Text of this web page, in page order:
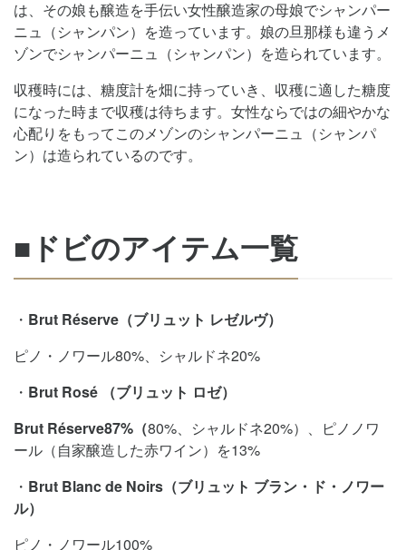
は、その娘も醸造を手伝い女性醸造家の母娘でシャンパー
ニュ（シャンパン）を造っています。娘の旦那様も違うメ
ゾンでシャンパーニュ（シャンパン）を造られています。
収穫時には、糖度計を畑に持っていき、収穫に適した糖度
になった時まで収穫は待ちます。女性ならではの細やかな
心配りをもってこのメゾンのシャンパーニュ（シャンパ
ン）は造られているのです。
■ドビのアイテム一覧
・ Brut Réserve （ブリュット レゼルヴ）
ピノ・ノワール80%、シャルドネ20%
・ Brut Rosé （ブリュット ロゼ）
Brut Réserve87% （80%、シャルドネ20%）、ピノノワ
ール（自家醸造した赤ワイン）を13%
・ Brut Blanc de Noirs （ブリュット ブラン・ド・ノワー
ル）
ピノ・ノワール100%